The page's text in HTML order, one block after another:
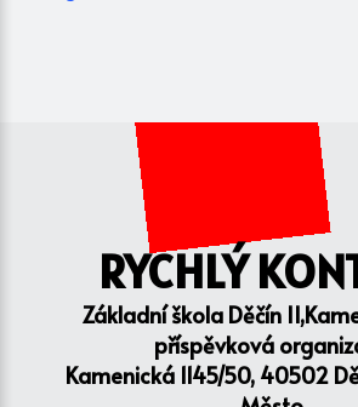
RYCHLÝ
Základní škola Děčín
příspěvková
Kamenická 1145/50, 40502